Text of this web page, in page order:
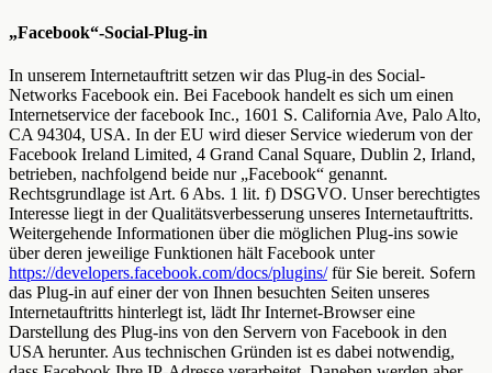
„Facebook“-Social-Plug-in
In unserem Internetauftritt setzen wir das Plug-in des Social-
Networks Facebook ein. Bei Facebook handelt es sich um einen
Internetservice der facebook Inc., 1601 S. California Ave, Palo Alto,
CA 94304, USA. In der EU wird dieser Service wiederum von der
Facebook Ireland Limited, 4 Grand Canal Square, Dublin 2, Irland,
betrieben, nachfolgend beide nur „Facebook“ genannt.
Rechtsgrundlage ist Art. 6 Abs. 1 lit. f) DSGVO. Unser berechtigtes
Interesse liegt in der Qualitätsverbesserung unseres Internetauftritts.
Weitergehende Informationen über die möglichen Plug-ins sowie
über deren jeweilige Funktionen hält Facebook unter
https://developers.facebook.com/docs/plugins/für Sie bereit. Sofern
das Plug-in auf einer der von Ihnen besuchten Seiten unseres
Internetauftritts hinterlegt ist, lädt Ihr Internet-Browser eine
Darstellung des Plug-ins von den Servern von Facebook in den
USA herunter. Aus technischen Gründen ist es dabei notwendig,